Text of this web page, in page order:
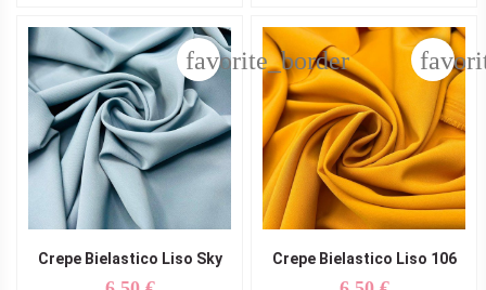
Crepe Bielastico Liso Sky
favorite_border
Crepe Bielastico Liso 106